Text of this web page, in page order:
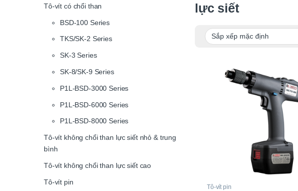
lực siết
Tô-vít pin
Tô-vít có chổi than
BSD-100 Series
TKS/SK-2 Series
SK-3 Series
SK-8/SK-9 Series
P1L-BSD-3000 Series
P1L-BSD-6000 Series
P1L-BSD-8000 Series
Tô-vít không chổi than lực siết nhỏ & trung
bình
Tô-vít không chổi than lực siết cao
Tô-vít pin